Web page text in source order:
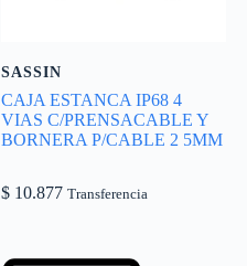
SASSIN
CAJA ESTANCA IP68 4
VIAS C/PRENSACABLE Y
BORNERA P/CABLE 2 5MM
$ 10.877 Transferencia